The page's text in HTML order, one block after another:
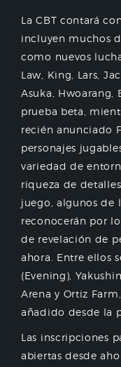
La CBT contará
incluyen muchos
como nuevos
Law, King, Lars,
Asuka, Hwoarang,
prueba beta,
recién anunciado
personajes
variedad de
riqueza de
juego, algunos de
reconocerán por
de revelación de
ahora. Entre ellos
(Evening),
Arena y Ortiz
añadido desde la
Las inscripciones
abiertas desde